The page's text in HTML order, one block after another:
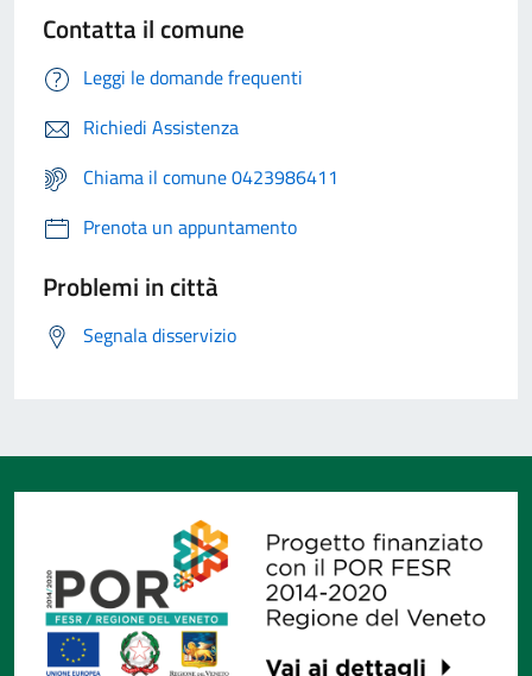
Contatta il comune
Leggi le domande frequenti
Richiedi Assistenza
Chiama il comune 0423986411
Prenota un appuntamento
Problemi in città
Segnala disservizio